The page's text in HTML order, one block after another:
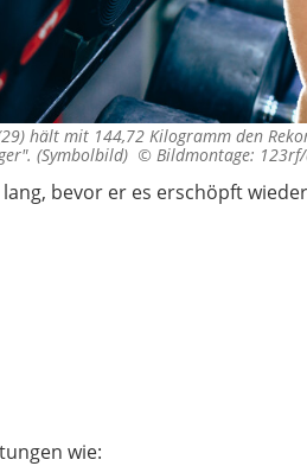
hält mit 144,72 Kilogramm den
(Symbolbild) © Bildmontage:
bevor er es erschöpft
wie: